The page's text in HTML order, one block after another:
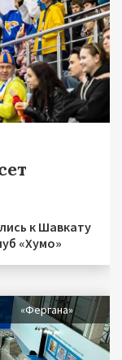
к Шавкату
«Хумо»
«Фергана»